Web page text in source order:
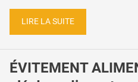
LIRE LA SUITE
ÉVITEMENT